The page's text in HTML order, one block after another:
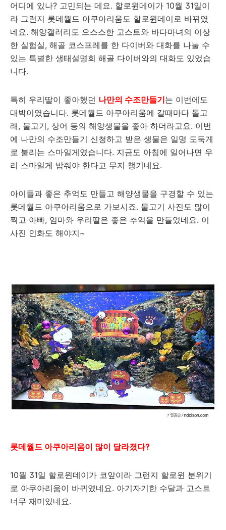
어디에 있나? 고민되는 데요. 할로윈데이가 10월 31일이
라 그런지 롯데월드 아쿠아리움도 할로윈데이로 바뀌였
네요. 해양갤러리도 으스스한 고스트와 바다마녀의 이상
한 실험실, 해골 코스프레를 한 다이버와 대화를 나눌 수
있는 특별한 생태설명회 해골 다이버와의 대화도 있었습
니다.
특히 우리딸이 좋아했던 나만의 수조만들기는 이번에도
대박이였습니다. 롯데월드 아쿠아리움에 갈때마다 돌고
래, 물고기, 상어 등의 해양생물을 좋아 하더라고요. 이번
에 나만의 수조만들기 신청하고 받은 생물은 일명 도둑게
로 불리는 스마일게였습니다. 지금도 아침에 일어나면 우
리 스마일게 밥줘야 한다고 무지 챙기네요.
아이들과 좋은 추억도 만들고 해양생물을 구경할 수 있는
롯데월드 아쿠아리움으로 가보시죠. 물고기 사진도 많이
찍고 아빠, 엄마와 우리딸은 좋은 추억을 만들었네요. 이
사진 인화도 해야지~
롯데월드 아쿠아리움이 많이 달라졌다?
10월 31일 할로윈데이가 코앞이라 그런지 할로윈 분위기
로 아쿠아리움이 바뀌였네요. 아기자기한 수달과 고스트
너무 재미있네요.